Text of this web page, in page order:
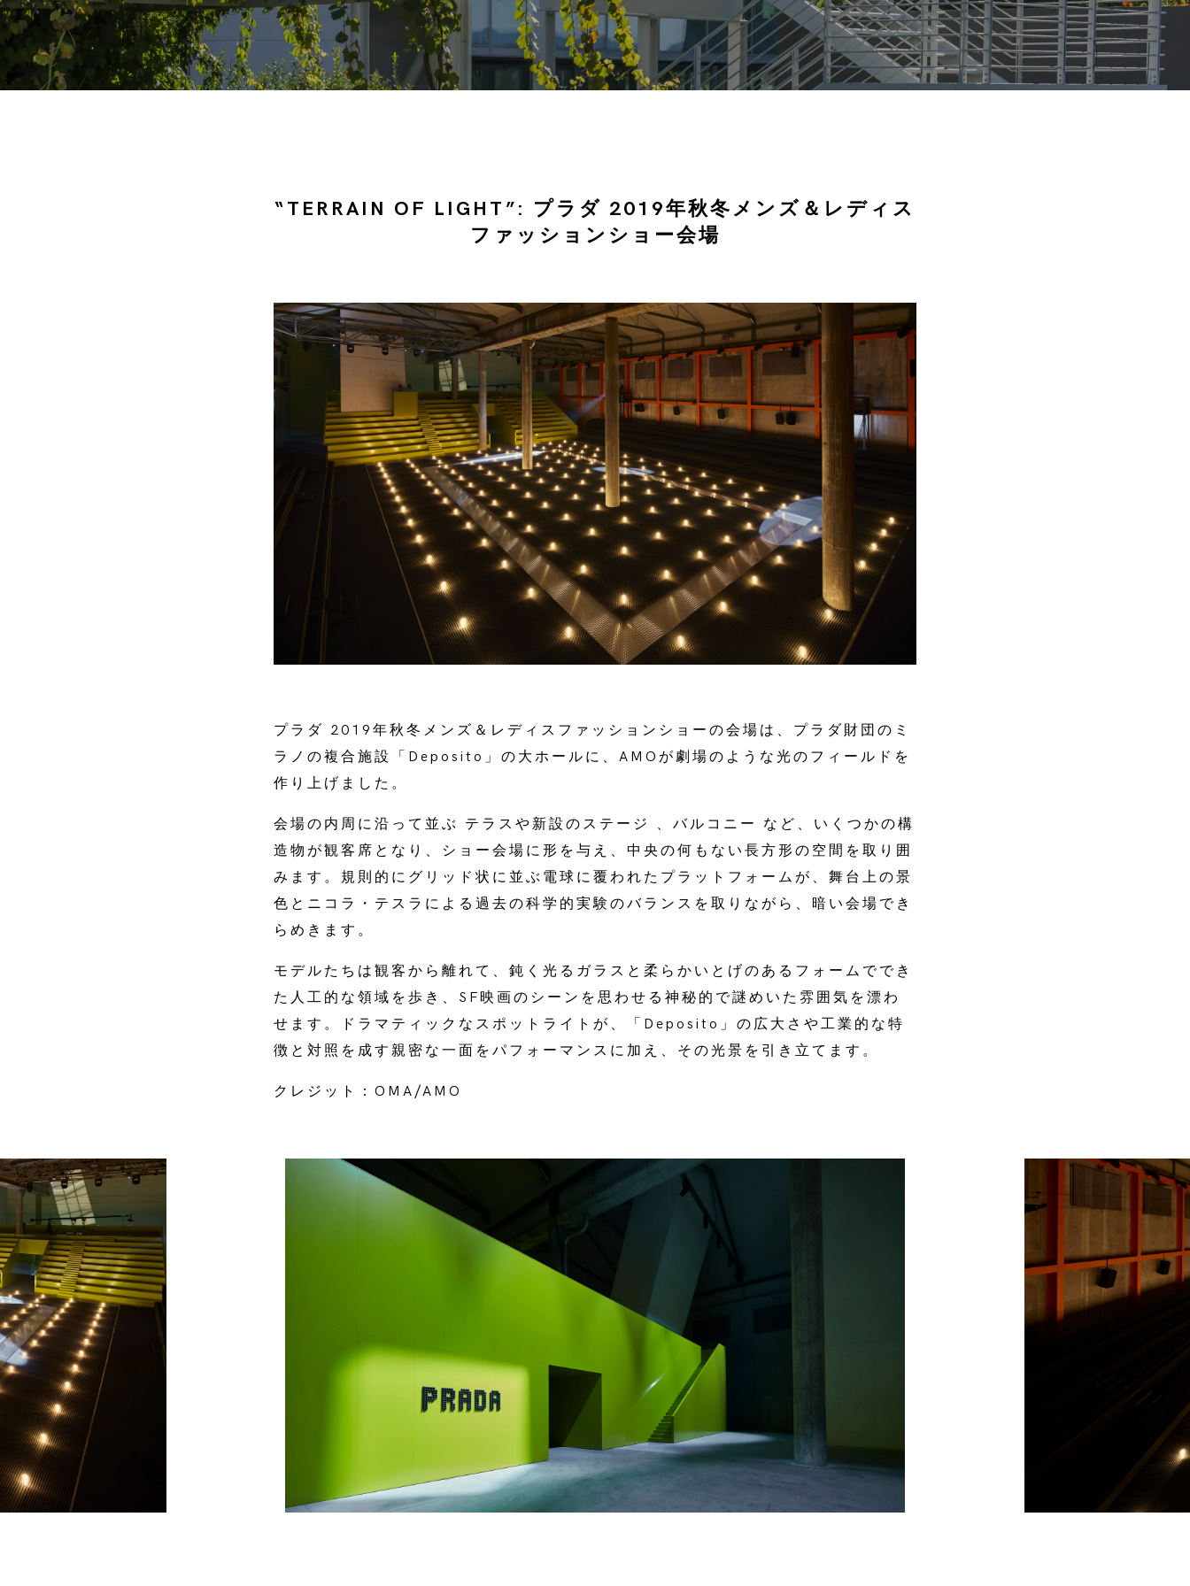
“TERRAIN OF LIGHT”: プラダ 2019年秋冬メンズ＆レディス
ファッションショー会場
プラダ 2019年秋冬メンズ＆レディスファッションショーの会場は、プラダ財団のミ
ラノの複合施設「Deposito」の大ホールに、AMOが劇場のような光のフィールドを
作り上げました。
会場の内周に沿って並ぶ テラスや新設のステージ 、バルコニー など、いくつかの構
造物が観客席となり、ショー会場に形を与え、中央の何もない長方形の空間を取り囲
みます。規則的にグリッド状に並ぶ電球に覆われたプラットフォームが、舞台上の景
色とニコラ・テスラによる過去の科学的実験のバランスを取りながら、暗い会場でき
らめきます。
モデルたちは観客から離れて、鈍く光るガラスと柔らかいとげのあるフォームででき
た人工的な領域を歩き、SF映画のシーンを思わせる神秘的で謎めいた雰囲気を漂わ
せます。ドラマティックなスポットライトが、「Deposito」の広大さや工業的な特
徴と対照を成す親密な一面をパフォーマンスに加え、その光景を引き立てます。
クレジット：OMA/AMO